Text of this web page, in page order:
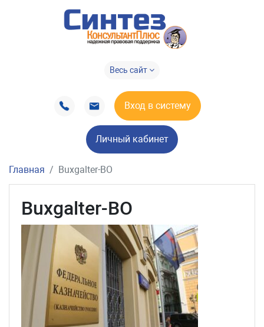
Весь сайт
Вход в систему
Личный кабинет
Главная Buxgalter-BO
Buxgalter-BO